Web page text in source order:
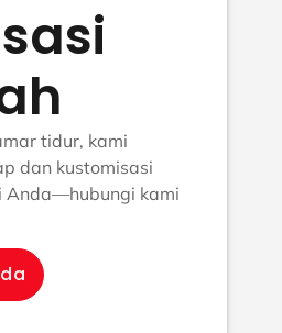
tidur, kami
dan kustomisasi
Anda—hubungi kami